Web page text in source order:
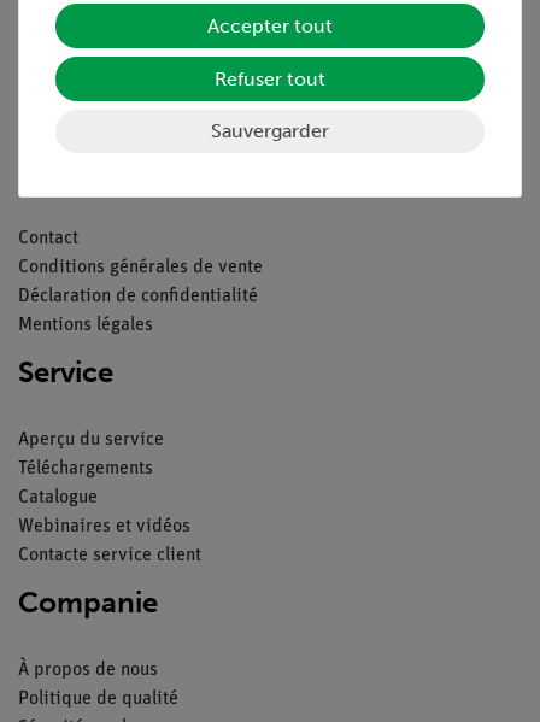
Nach oben
Contact
Conditions générales de vente
Déclaration de confidentialité
Mentions légales
Service
Aperçu du service
Téléchargements
Catalogue
Webinaires et vidéos
Contacte service client
Companie
À propos de nous
Politique de qualité
Accepter tout
Refuser tout
Sauvergarder